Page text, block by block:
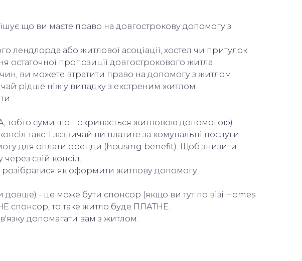
що ви маєте право на довгострокову допомогу з
лендлорда або житлової асоціації, хостел чи притулок
остаточної пропозиції довгострокового житла
ви можете втратити право на допомогу з житлом
рідше ніж у випадку з екстреним житлом
тобто суми що покривається житловою допомогою).
такс. І зазвичай ви платите за комунальні послуги.
для оплати оренди (housing benefit). Щоб знизити
свій консіл.
як оформити житлову допомогу.
- це може бути спонсор (якщо ви тут по візі Homes
спонсор, то таке житло буде ПЛАТНЕ.
допомагати вам з житлом.